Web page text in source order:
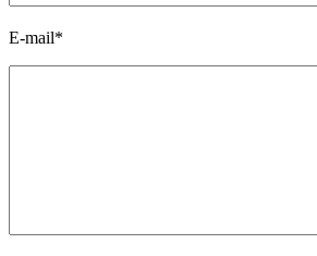
E-mail*